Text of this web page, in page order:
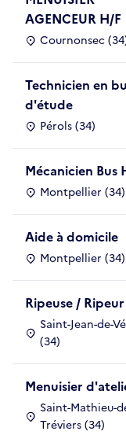
AGENCEUR H/F
Cournonsec
Technicien en
d'étude
Pérols (34)
Mécanicien Bus
Montpellier (34)
Aide à domicile
Montpellier (34)
Ripeuse / Ripeur
Saint-Jean-de-
(34)
Menuisier
Saint-Mathieu-
Tréviers (34)